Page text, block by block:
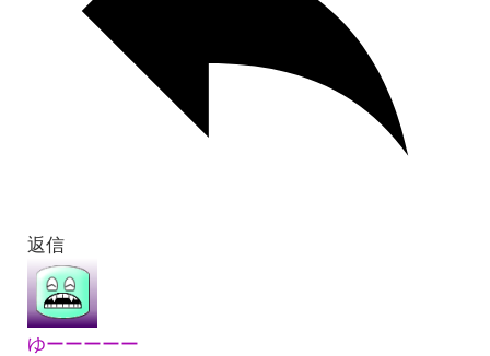
返信
ゆーーーーー